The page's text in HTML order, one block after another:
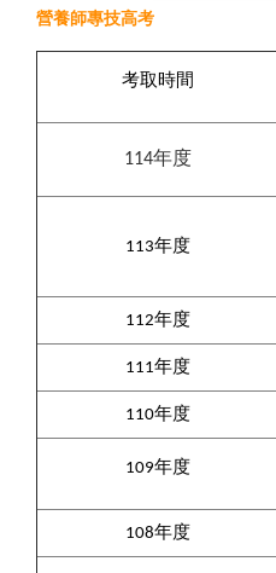
營養師專技高考
考取時間
114年度
113年度
112年度
111年度
110年度
109年度
108年度